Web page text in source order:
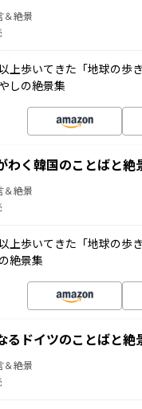
＆絶景
上歩いてきた「地球の歩
しの絶景集
わく韓国のことばと絶
＆絶景
上歩いてきた「地球の歩
絶景集
るドイツのことばと絶
＆絶景